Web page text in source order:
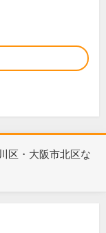
区・大阪市北区な